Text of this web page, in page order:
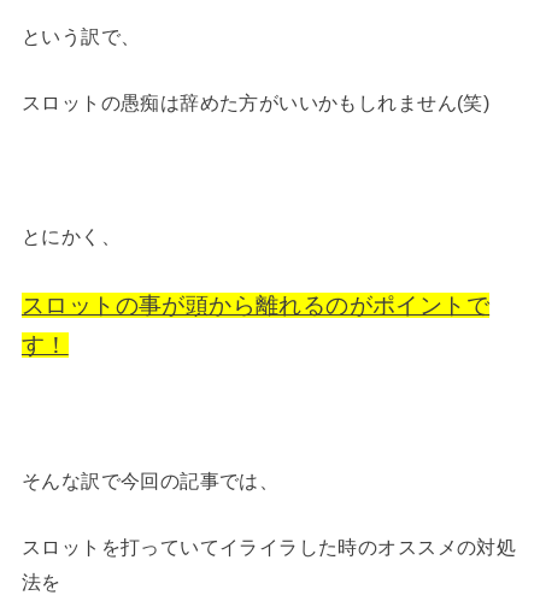
という訳で、
スロットの愚痴は辞めた方がいいかもしれません(笑)
とにかく、
スロットの事が頭から離れるのがポイントで
す！
そんな訳で今回の記事では、
スロットを打っていてイライラした時のオススメの対処
法を